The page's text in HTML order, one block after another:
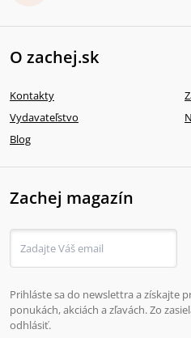
O zachej.sk
Kontakty
Vydavateľstvo
Blog
Zachej magazín
Prihláste sa do newslettra a získajte
ponukách, akciách a zľavách. Zo
odhlásiť.